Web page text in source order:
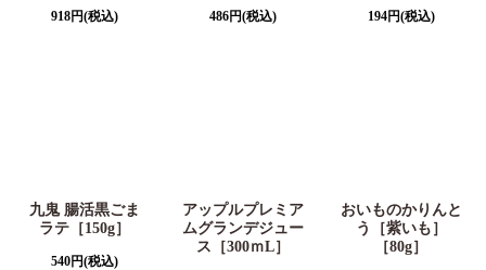
918円(税込) 486円(税込) 194円(税込)
九鬼 腸活黒ごま
ラテ［150g］
540円(税込)
アップルプレミア
ムグランデジュー
ス［300ｍL］
おいものかりんと
う［紫いも］
［80g］